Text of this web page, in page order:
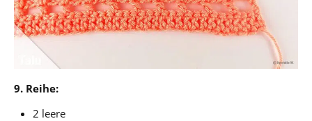
9. Reihe:
2 leere